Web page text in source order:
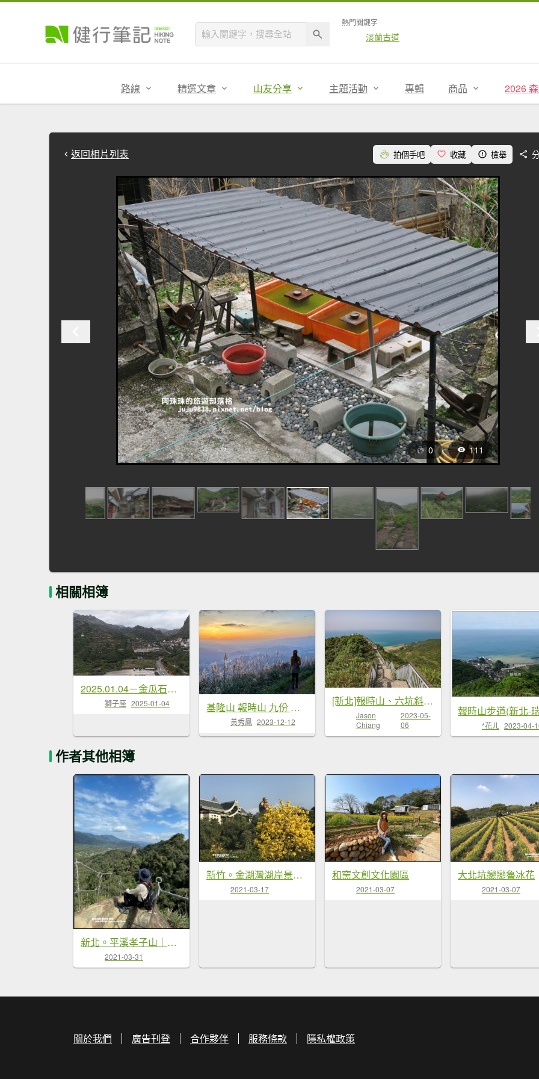
熱門關鍵字
淡蘭古道
路線 精選文章 山友分享 主題活動 專輯 商品 2026
返回相片列表 拍個手吧 收藏 檢舉
0 111
相關相簿
2025.01.04－金瓜石周邊步道風景
獅子座 2025-01-04 基隆山 報時山 九份 地質公園秋芒盛開
黃秀鳳 2023-12-12
[新北]報時山、六坑斜坡索道
Jason
Chiang
2023-05-
06
報時山步道(新北-
*花ㄦ 2023-04-
作者其他相簿
新北。平溪孝子山｜慈母峰｜普陀山一次挑戰三個刺激攀岩展望佳的小山峰
2021-03-31
新竹。金湖灣湖岸景觀民宿黃金風鈴木盛開中
2021-03-17
和窯文創文化園區
2021-03-07
大北坑戀戀魯冰花
2021-03-07
關於我們 廣告刊登 合作夥伴 服務條款 隱私權政策